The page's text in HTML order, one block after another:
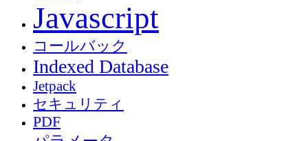
Javascript
コールバック
Indexed Database
Jetpack
セキュリティ
PDF